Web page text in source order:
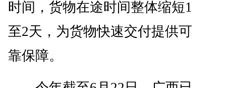
时间，货物在途时间整体缩短1
至2天，为货物快速交付提供可
靠保障。